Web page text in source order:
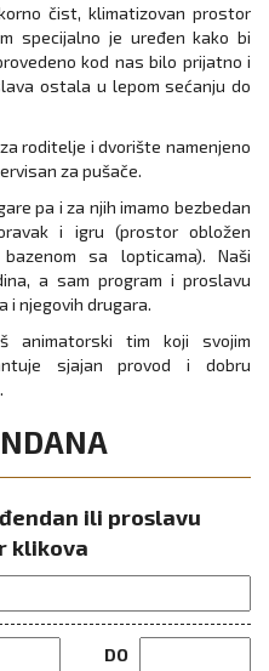
čist, klimatizovan prostor
specijalno je uređen kako bi
kod nas bilo prijatno i
ostala u lepom sećanju do
roditelje i dvorište namenjeno
za pušače.
pa i za njih imamo bezbedan
i igru (prostor obložen
sa lopticama). Naši
a sam program i proslavu
i njegovih drugara.
animatorski tim koji svojim
sjajan provod i dobru
ili proslavu
klikova
DO